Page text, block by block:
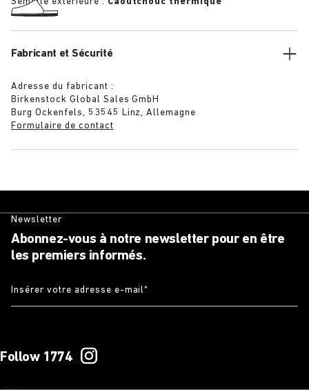
Fabricant et Sécurité
Adresse du fabricant :
Birkenstock Global Sales GmbH
Burg Ockenfels, 53545 Linz, Allemagne
Formulaire de contact
Newsletter
Abonnez-vous à notre newsletter pour en être
les premiers informés.
Insérer votre adresse e-mail*
Follow 1774